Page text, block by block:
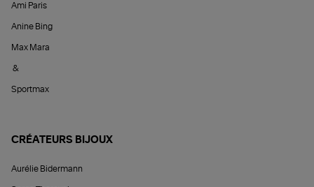
Ami Paris
Anine Bing
Max Mara
&
Sportmax
CRÉATEURS BIJOUX
Aurélie Bidermann